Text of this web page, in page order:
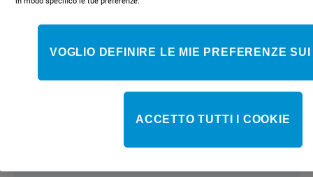
VOGLIO DEFINIRE LE MIE PREFERENZE
ACCETTO TUTTI I COOKIE